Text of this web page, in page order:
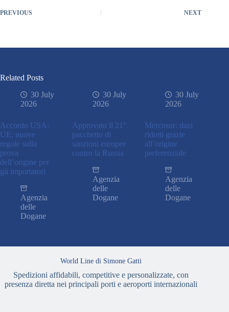
PREVIOUS NEXT
Related Posts
30 July
2026
Accordo USA-
UE: nuove
regole sulla
prova
dell’origine per
gli importatori
Agenzia
delle
Dogane
30 July
2026
Approvato il 21°
pacchetto di
sanzioni europee
contro la Russia
Agenzia
delle
Dogane
30 July
2026
Mercosur: dazi
ridotti grazie
all’origine
preferenziale
Agenzia
delle
Dogane
World Line di Simone Gatti
Spedizioni affidabili, competitive e personalizzate, con
presenza diretta nei principali porti e aeroporti internazionali